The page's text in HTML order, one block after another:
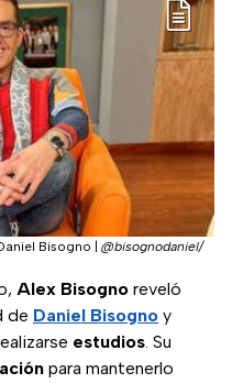
Bisogno
@bisognodaniel/
Alex Bisogno reveló
de Daniel Bisogno y
estudios. Su
para mantenerlo